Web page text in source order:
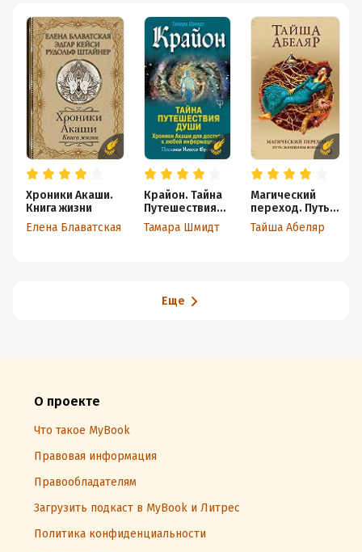
Хроники Акаши.
Книга жизни
Елена Блаватская
Крайон. Тайна
Путешествия
Души. Хроники
Акаши для
Тамара Шмидт
Магический
переход. Путь
женщины-
воина
Тайша Абеляр
Еще
О проекте
Что такое MyBook
Правовая информация
Правообладателям
Загрузить подкаст в MyBook и Литрес
Политика конфиденциальности